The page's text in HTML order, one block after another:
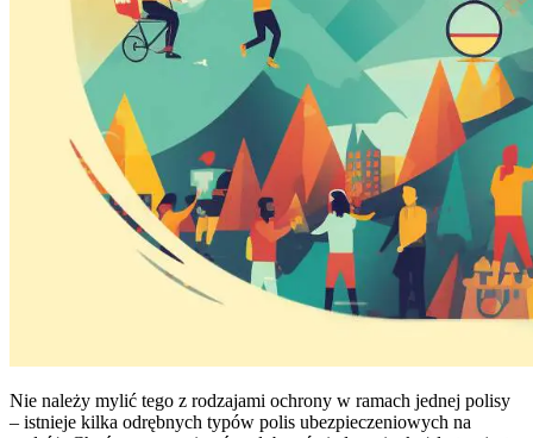
Nie należy mylić tego z rodzajami ochrony w ramach jednej polisy
– istnieje kilka odrębnych typów polis ubezpieczeniowych na